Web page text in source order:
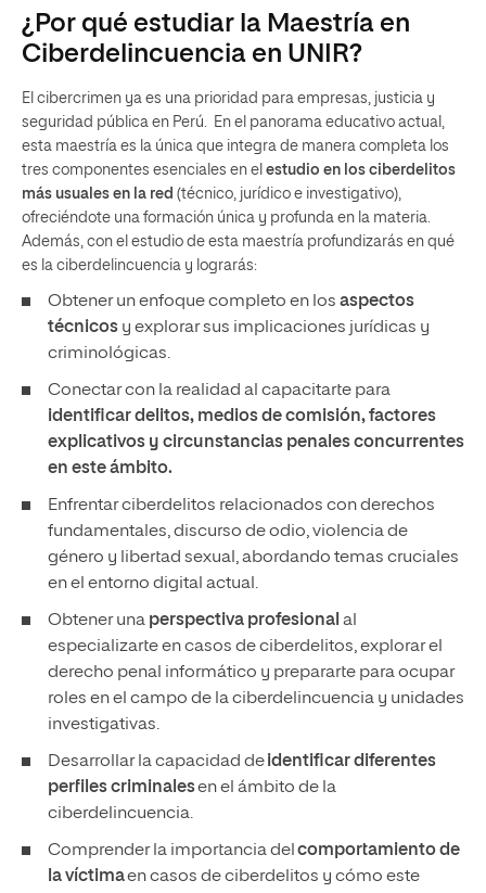
¿Por qué estudiar la Maestría en
Ciberdelincuencia en UNIR?
El cibercrimen ya es una prioridad para empresas, justicia y
seguridad pública en Perú. En el panorama educativo actual,
esta maestría es la única que integra de manera completa los
tres componentes esenciales en el estudio en los ciberdelitos
más usuales en la red (técnico, jurídico e investigativo),
ofreciéndote una formación única y profunda en la materia.
Además, con el estudio de esta maestría profundizarás en qué
es la ciberdelincuencia y lograrás:
Obtener un enfoque completo en los aspectos
técnicos y explorar sus implicaciones jurídicas y
criminológicas.
Conectar con la realidad al capacitarte para
identificar delitos, medios de comisión, factores
explicativos y circunstancias penales concurrentes
en este ámbito.
Enfrentar ciberdelitos relacionados con derechos
fundamentales, discurso de odio, violencia de
género y libertad sexual, abordando temas cruciales
en el entorno digital actual.
Obtener una perspectiva profesional al
especializarte en casos de ciberdelitos, explorar el
derecho penal informático y prepararte para ocupar
roles en el campo de la ciberdelincuencia y unidades
investigativas.
Desarrollar la capacidad deidentificar diferentes
perfiles criminalesen el ámbito de la
ciberdelincuencia.
Comprender la importancia del comportamiento de
la víctimaen casos de ciberdelitos y cómo este